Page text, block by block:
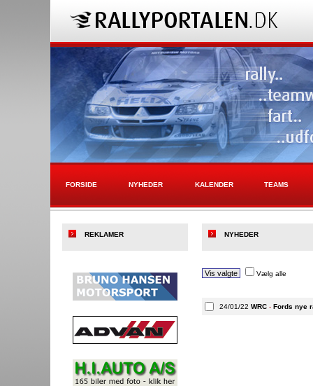
FORSIDE NYHEDER KALENDER TEAMS
NYHEDER
Vælg alle
24/01/22 WRC - Fords nye
REKLAMER